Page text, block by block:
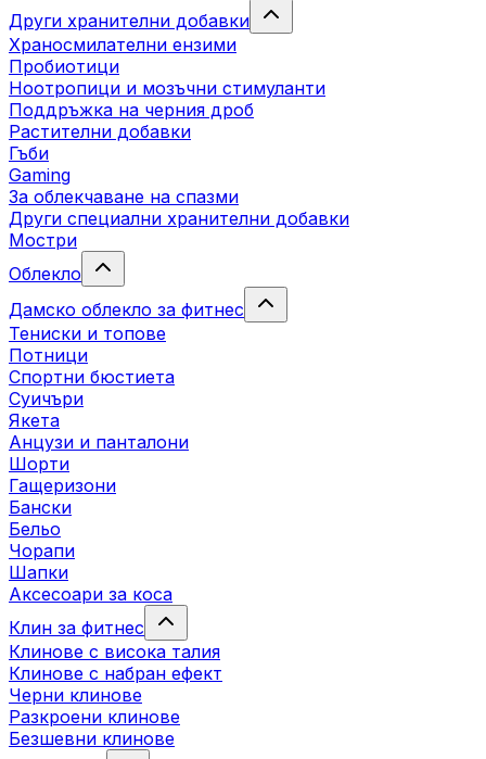
Други хранителни добавки
Храносмилателни ензими
Пробиотици
Ноотропици и мозъчни стимуланти
Поддръжка на черния дроб
Растителни добавки
Гъби
Gaming
За облекчаване на спазми
Други специални хранителни добавки
Мостри
Облекло
Дамско облекло за фитнес
Тениски и топове
Потници
Спортни бюстиета
Суичъри
Якета
Aнцузи и панталони
Шорти
Гащеризони
Бански
Бельо
Чорапи
Шапки
Аксесоари за коса
Клин за фитнес
Клинове с висока талия
Клинове с набран ефект
Черни клинове
Разкроени клинове
Безшевни клинове